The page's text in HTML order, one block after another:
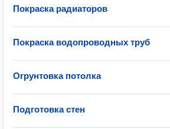
Покраска радиаторов
Покраска водопроводных труб
Огрунтовка потолка
Подготовка стен